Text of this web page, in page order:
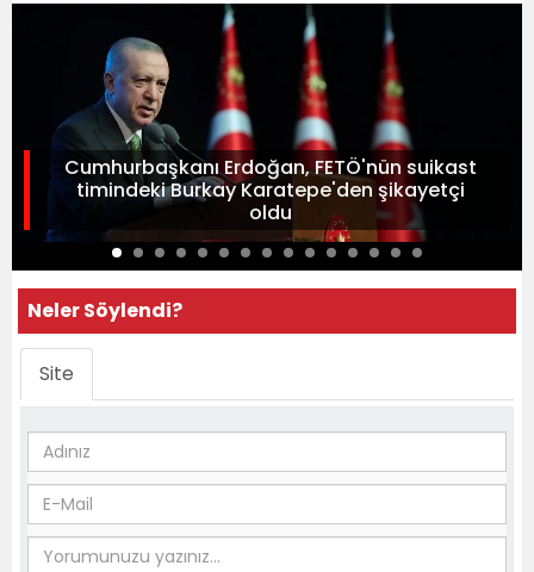
Cumhurbaşkanı Erdoğan, FETÖ'nün suikast
timindeki Burkay Karatepe'den şikayetçi
oldu
Neler Söylendi?
Site